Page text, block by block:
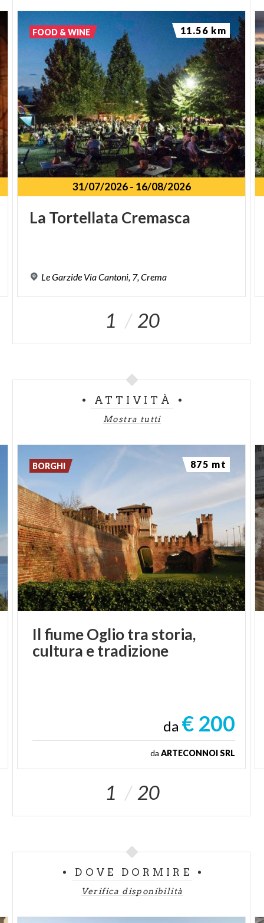
31/07/2026- 16/08/2026
La Tortellata Cremasca
LeGarzide ViaCantoni, 7,Crema
FOOD & WINE 11.56 km
1 20
ATTIVITÀ
Mostra tutti
Il fiumeOgliotra storia,
cultura etradizione
da € 200
da ARTECONNOI SRL
BORGHI 875 mt
1 20
DOVE DORMIRE
Verifica disponibilità